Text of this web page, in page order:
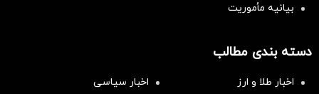
بیانیه مأموریت
دسته بندی مطالب
اخبار طلا و ارز
اخبار سیاسی